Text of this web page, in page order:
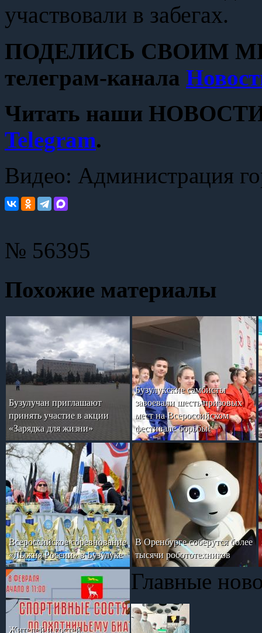
участвовали в забегах.
ПОДЕЛИСЬ СВОИМ
телеграм-канала
Читать наши НОВОСТИ
Telegram.
Видео: Администрация
№ 56395
Похожие материалы
Бузулучан приглашают
принять участие в акции
«Зарядка для жизни»
Бузулукские самбисты
завоевали шесть призовых
мест на Всероссийском
фестивале борьбы!
Всероссийское соревнование
«Лыжня России» в Бузулуке
В Оренбурге соберутся более
тысячи робототехников
Жителей и гостей
Главные